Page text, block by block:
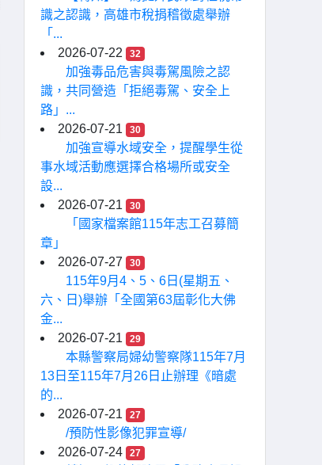
識之認識，高雄市稅捐稽徵處舉辦
「...
2026-07-22
32
加強毒品危害與毒駕風險之認
識，共同營造「拒絕毒駕、安全上
路」...
2026-07-21
30
加強宣導水域安全，提醒學生從
事水域活動應選擇合格場所或安全
設...
2026-07-21
30
「國家檔案館115年志工召募簡
章」
2026-07-27
30
115年9月4、5、6日(星期五、
六、日)舉辦「全國第63屆彰化大佛
金...
2026-07-21
29
本縣警察局婦幼警察隊115年7月
13日至115年7月26日止辦理《暗處
的...
2026-07-21
27
/預防性影像犯罪宣導/
2026-07-24
27